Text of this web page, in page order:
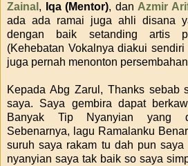
Zainal , Iqa (Mentor), dan Azmir
ada ada ramai juga ahli disana
dengan baik setanding artis
(Kehebatan Vokalnya diakui sendiri
juga pernah menonton
Kepada Abg Zarul, Thanks sebab
saya. Saya gembira dapat
Banyak Tip Nyanyian yang
Sebenarnya, lagu Ramalanku
suruh saya rakam tu dah pun saya
nyanyian saya tak baik so saya